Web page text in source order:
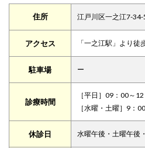
住所 江戸川区一之江7-34-
アクセス 「一之江駅」より徒
駐車場 ー
診療時間
［平日］09：00～
［水曜・土曜］9：
休診日 水曜午後・土曜午後